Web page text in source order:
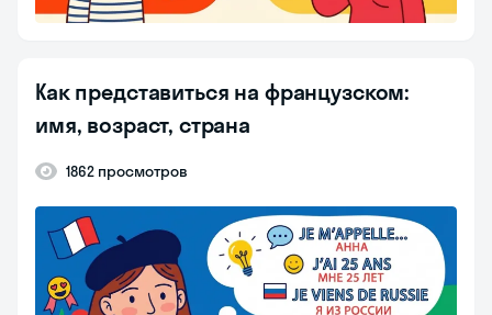
Как представиться на французском:
имя, возраст, страна
1862 просмотров